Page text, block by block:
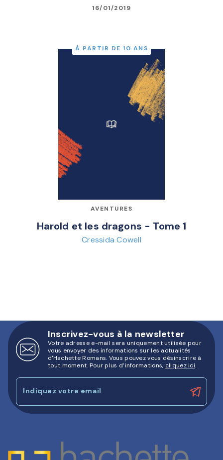
16/01/2019
À PARTIR DE 10 ANS
AVENTURES
Harold et les dragons - Tome 1
Cressida Cowell
Inscrivez-vous à la newsletter
Votre adresse e-mail sera uniquement utilisée pour
vous envoyer des informations sur les actualités
d'Hachette Romans. Vous pouvez vous désinscrire à
tout moment. Pour plus d’informations, cliquez ici.
Indiquez votre email